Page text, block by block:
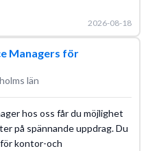
2026-08-18
Managers för
län
hos oss får du möjlighet
på spännande uppdrag. Du
kontor-och